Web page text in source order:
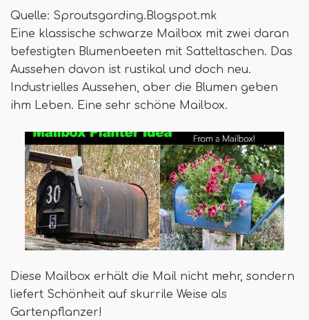
Quelle: Sproutsgarding.Blogspot.mk
Eine klassische schwarze Mailbox mit zwei daran
befestigten Blumenbeeten mit Satteltaschen. Das
Aussehen davon ist rustikal und doch neu.
Industrielles Aussehen, aber die Blumen geben
ihm Leben. Eine sehr schöne Mailbox.
Diese Mailbox erhält die Mail nicht mehr, sondern
liefert Schönheit auf skurrile Weise als
Gartenpflanzer!